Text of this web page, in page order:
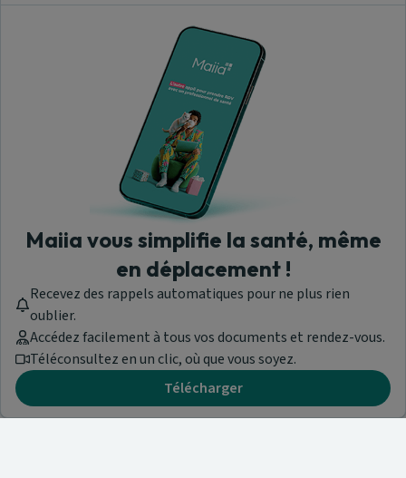
Maiia vous simplifie la santé, même
en déplacement !
Recevez des rappels automatiques pour ne plus rien
oublier.
Accédez facilement à tous vos documents et rendez-vous.
Téléconsultez en un clic, où que vous soyez.
Télécharger